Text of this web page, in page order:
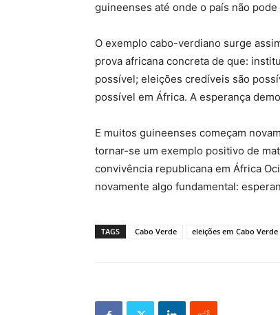
guineenses até onde o país não pode
O exemplo cabo-verdiano surge
prova africana concreta de que:
possível; eleições credíveis são
possível em África. A esperança
E muitos guineenses começam
tornar-se um exemplo positivo de
convivência republicana em África
novamente algo fundamental:
TAGS Cabo Verde eleições em Cabo Verde